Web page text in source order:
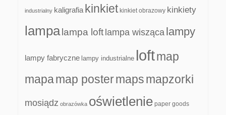
industrialny kaligrafia kinkiet kinkiet obrazowy kinkiety
lampa lampa loft lampa wisząca lampy
lampy fabryczne lampy industrialne loftmap
mapamap postermapsmapzorki
mosiądz obrazówka oświetlenie paper goods